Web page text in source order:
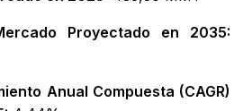
Proyectado en 2035:
Anual Compuesta (CAGR)